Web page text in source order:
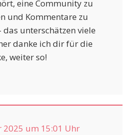
eine Community zu
und Kommentare zu
unterschätzen viele
danke ich dir für die
weiter so!
2025 um 15:01 Uhr